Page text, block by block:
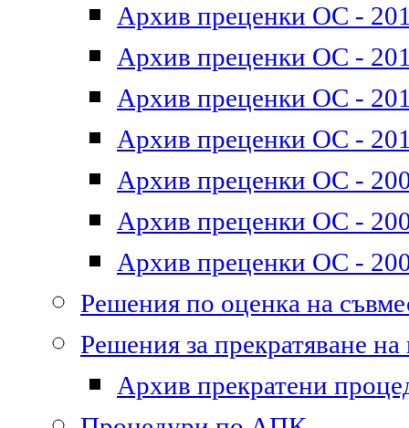
Архив преценки ОС -
Архив преценки ОС -
Архив преценки ОС -
Архив преценки ОС -
Архив преценки ОС -
Архив преценки ОС -
Архив преценки ОС -
Решения по оценка на
Решения за прекратяване
Архив прекратени